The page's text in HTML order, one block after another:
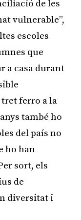
de les
vulnerable”,
escoles
que
a casa durant
ferro a la
també ho
del país no
ho han
sort, els
de
diversitat i